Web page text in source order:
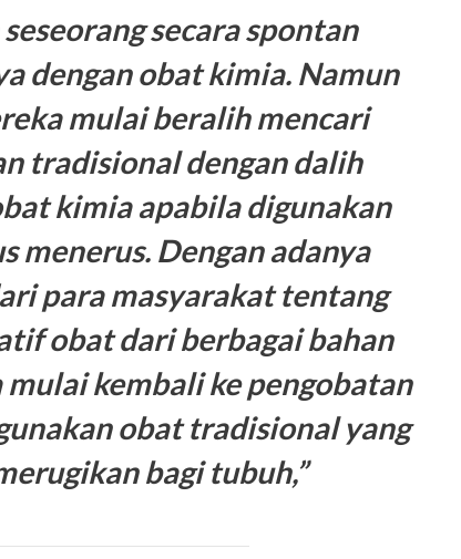
seseorang secara spontan
dengan obat kimia. Namun
mulai beralih mencari
tradisional dengan dalih
kimia apabila digunakan
menerus. Dengan adanya
para masyarakat tentang
obat dari berbagai bahan
kembali ke pengobatan
obat tradisional yang
bagi tubuh,”